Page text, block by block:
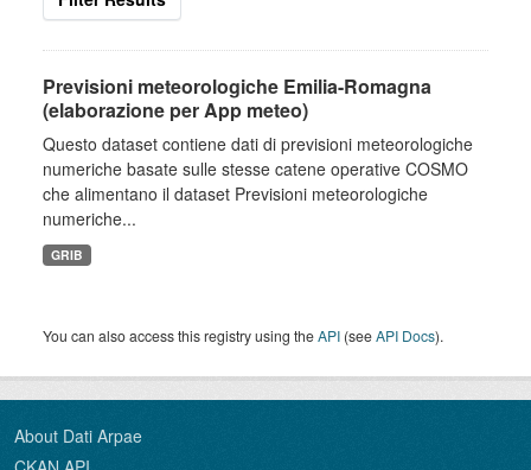
Previsioni meteorologiche Emilia-Romagna
(elaborazione per App meteo)
Questo dataset contiene dati di previsioni meteorologiche
numeriche basate sulle stesse catene operative COSMO
che alimentano il dataset Previsioni meteorologiche
numeriche...
GRIB
You can also access this registry using theAPI (seeAPI Docs).
About Dati Arpae